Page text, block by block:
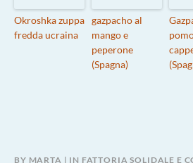
Okroshka zuppa
fredda ucraina
gazpacho al
mango e
peperone
(Spagna)
BY MARTA IN FATTORIA SOLIDALE E